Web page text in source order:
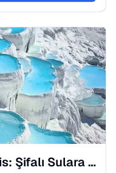
Pamukkale ve Hierapolis: Şifalı Sulara Yolculuk